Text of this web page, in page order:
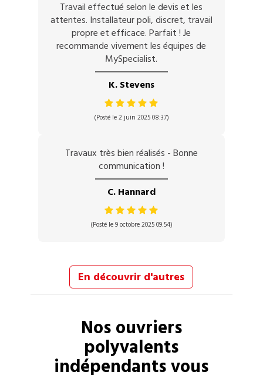
Travail effectué selon le devis et les
attentes. Installateur poli, discret, travail
propre et efficace. Parfait ! Je
recommande vivement les équipes de
MySpecialist.
K. Stevens
(Posté le 2 juin 2025 08:37)
Travaux très bien réalisés - Bonne
communication !
C. Hannard
(Posté le 9 octobre 2025 09:54)
En découvrir d'autres
Nos ouvriers
polyvalents
indépendants vous